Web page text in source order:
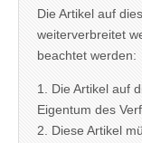
Die Artikel auf
weiterverbreitet
beachtet werden:
1. Die Artikel auf
Eigentum des
2. Diese Artikel